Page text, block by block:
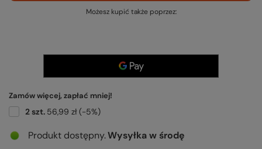
Możesz kupić także poprzez:
Zamów więcej, zapłać mniej!
2szt. 56,99 zł(-5%)
Produkt dostępny Wysyłkaw środę